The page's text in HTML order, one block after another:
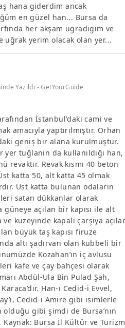
hana giderdim ancak
en güzel han... Bursa da
her akşam ugradigim ve
uğrak yerim olacak olan yer...
Yazıldı - GetYourGuide
İstanbul'daki cami ve
amacıyla yaptırılmıştır. Orhan
geniş bir alana kurulmuştur.
tuğlanın da kullanıldığı han,
revaktır. Revak kısmı 40 beton
katta 50, alt katta 45 olmak
Üst katta bulunan odaların
satan dükkanlar olarak
güneye açılan bir kapısı ile alt
kuzeyinde kapalı çarşıya
büyük taş kapısı firuze
altı şadırvan olan kubbeli bir
Kozahan’ın iç avlusu
kafe ve çay bahçesi olarak
Abdül-Ula Bin Pulad Şah,
Han-ı Cedid-i Evvel,
Cedid-i Amire gibi isimlerle
olduğu gibi şimdi de Bursa’nın
Bursa İl Kültür ve Turizm